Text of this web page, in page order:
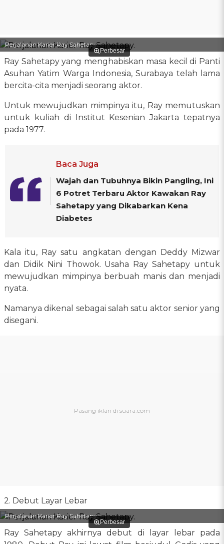
Perbesar
Perjalanan Karier Ray Sahetapy.
Ray Sahetapy yang menghabiskan masa kecil di Panti
Asuhan Yatim Warga Indonesia, Surabaya telah lama
bercita-cita menjadi seorang aktor.
Untuk mewujudkan mimpinya itu, Ray memutuskan
untuk kuliah di Institut Kesenian Jakarta tepatnya
pada 1977.
Baca Juga
Wajah dan Tubuhnya Bikin Pangling, Ini
6 Potret Terbaru Aktor Kawakan Ray
Sahetapy yang Dikabarkan Kena
Diabetes
Kala itu, Ray satu angkatan dengan Deddy Mizwar
dan Didik Nini Thowok. Usaha Ray Sahetapy untuk
mewujudkan mimpinya berbuah manis dan menjadi
nyata.
Namanya dikenal sebagai salah satu aktor senior yang
disegani.
2. Debut Layar Lebar
Perbesar
Perjalanan Karier Ray Sahetapy.
Ray Sahetapy akhirnya debut di layar lebar pada